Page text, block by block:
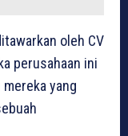
oleh CV
perusahaan ini
yang